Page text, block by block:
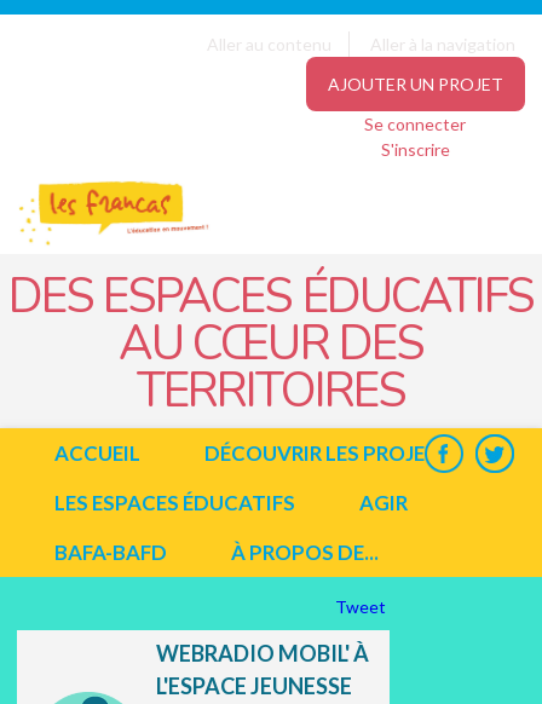
Aller au contenu
Aller à la navigation
AJOUTER UN PROJET
Se connecter
S'inscrire
DES ESPACES ÉDUCATIFS
AU CŒUR DES
TERRITOIRES
ACCUEIL
DÉCOUVRIR LES PROJETS
LES ESPACES ÉDUCATIFS
AGIR
BAFA-BAFD
À PROPOS DE...
Tweet
WEBRADIO MOBIL' À
L'ESPACE JEUNESSE
Panneau de gestion des cookies